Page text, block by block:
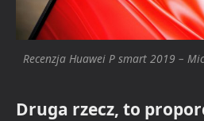
Recenzja Huawei P smart 2019 –
Druga rzecz, to